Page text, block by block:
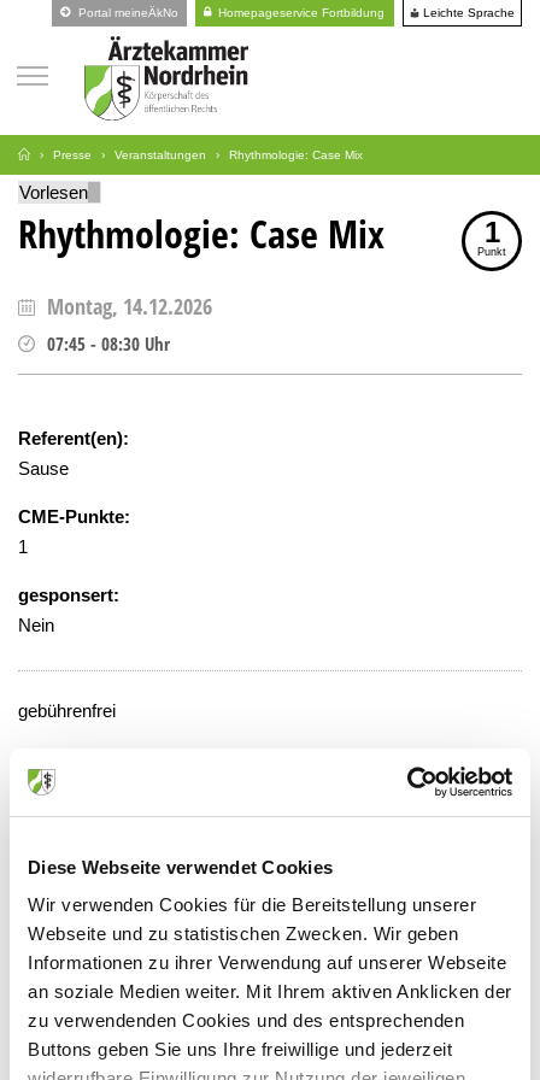
Diese Webseite verwendet Cookies
Wir verwenden Cookies für die Bereitstellung unserer
Webseite und zu statistischen Zwecken. Wir geben
Informationen zu ihrer Verwendung auf unserer Webseite
an soziale Medien weiter. Mit Ihrem aktiven Anklicken der
zu verwendenden Cookies und des entsprechenden
Buttons geben Sie uns Ihre freiwillige und jederzeit
Portal meineÄkNo Homepageservice Fortbildung Leichte Sprache
Presse Veranstaltungen Rhythmologie: Case Mix
Vorlesen
Rhythmologie: Case Mix 1
Punkt
Montag, 14.12.2026
07:45 - 08:30 Uhr
Referent(en):
Sause
CME-Punkte:
1
gesponsert:
Nein
gebührenfrei
Veranstaltungsort:
Helios Klinikum Wuppertal,
Anbieter:
Helios Herzzentrum Wuppertal
Ansprechpartner: